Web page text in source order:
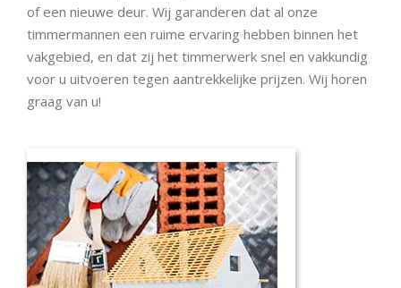
of een nieuwe deur. Wij garanderen dat al onze
timmermannen een ruime ervaring hebben binnen het
vakgebied, en dat zij het timmerwerk snel en vakkundig
voor u uitvoeren tegen aantrekkelijke prijzen. Wij horen
graag van u!